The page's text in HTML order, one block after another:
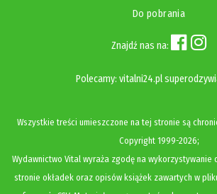
Do pobrania
Znajdź nas na:
Polecamy: vitalni24.pl
Wszystkie treści umieszczone na tej stronie są
Copyright1999-2026;
Wydawnictwo Vital wyraża zgodę na wykorzystywanie
stronie okładek oraz opisów książek zawartych w